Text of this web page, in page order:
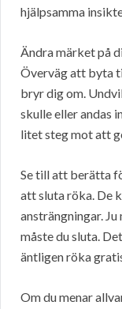
hjälpsamma
Ändra märket på
Överväg att byta
bryr dig om.
skulle eller andas
litet steg mot att
Se till att berätta
att sluta röka. De
ansträngningar.
måste du sluta.
äntligen röka
Om du menar